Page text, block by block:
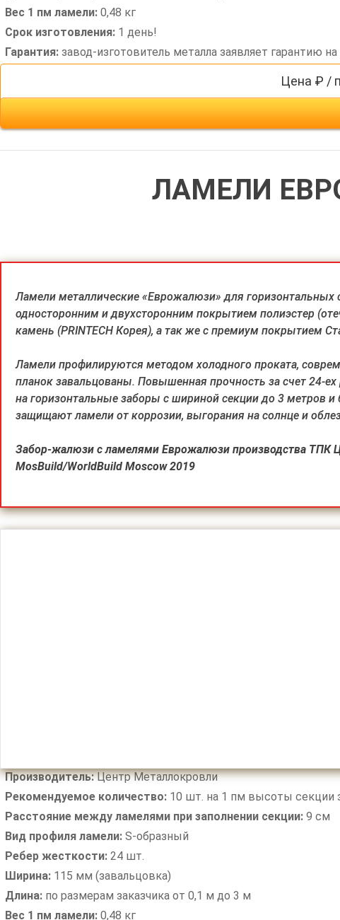
Вес 1 пм ламели: 0,48 кг
Срок изготовления: 1 день!
Гарантия: завод-изготовитель металла заявляет гарантию
Цена ₽ /
ЛАМЕЛИ
Ламели металлические «Еврожалюзи» для горизонтальных
односторонним и двухсторонним покрытием полиэстер
камень (PRINTECH Корея), а так же с премиум покрытием
Ламели профилируются методом холодного проката,
планок завальцованы. Повышенная прочность за счет 24-
на горизонтальные заборы с шириной секции до 3 метров
защищают ламели от коррозии, выгорания на солнце и
Забор-жалюзи с ламелями Еврожалюзи производства ТПК
MosBuild/WorldBuild Moscow 2019
Производитель: Центр Металлокровли
Рекомендуемое количество: 10 шт. на 1 пм высоты секции
Расстояние между ламелями при заполнении секции: 9 см
Вид профиля ламели: S-образный
Ребер жесткости: 24 шт.
Ширина: 115 мм (завальцовка)
Длина: по размерам заказчика от 0,1 м до 3 м
Вес 1 пм ламели: 0,48 кг